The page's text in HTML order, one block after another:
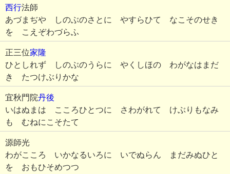
西行法師
あづまぢや しのぶのさとに やすらひて なこそのせき
を こえぞわづらふ
正三位家隆
ひとしれず しのぶのうらに やくしほの わがなはまだ
き たつけぶりかな
宜秋門院丹後
いはぬまは こころひとつに さわがれて けぶりもなみ
も むねにこそたて
源師光
わがこころ いかなるいろに いでぬらん まだみぬひと
を おもひそめつつ